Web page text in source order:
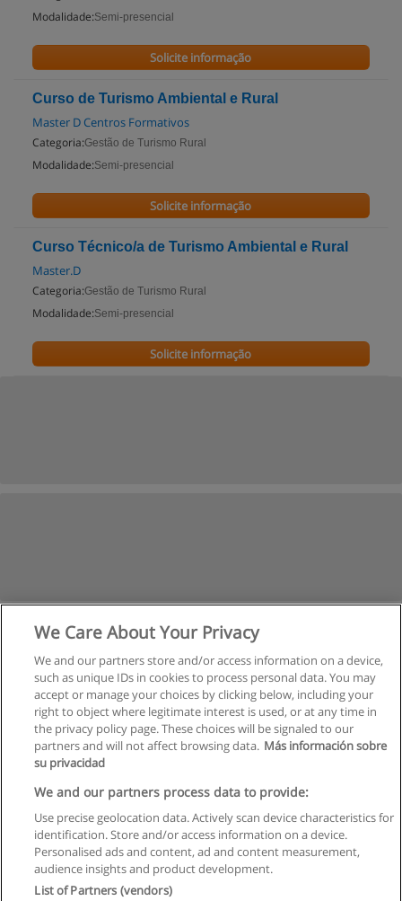
Modalidade:Semi-presencial
Solicite informação
Curso de Turismo Ambiental e Rural
Master D Centros Formativos
Categoria:Gestão de Turismo Rural
Modalidade:Semi-presencial
Solicite informação
Curso Técnico/a de Turismo Ambiental e Rural
Master.D
Categoria:Gestão de Turismo Rural
Modalidade:Semi-presencial
Solicite informação
Regras de uso
Privacidade de dados
Entrar em contato com Educaedu
Copyright © Educaedu Business S.L. - CIF : B-95610580: -
We Care About Your Privacy
We and our partners store and/or access information on a device,
such as unique IDs in cookies to process personal data. You may
accept or manage your choices by clicking below, including your
right to object where legitimate interest is used, or at any time in
the privacy policy page. These choices will be signaled to our
partners and will not affect browsing data. Más información sobre
su privacidad
We and our partners process data to provide:
Use precise geolocation data. Actively scan device characteristics for
identification. Store and/or access information on a device.
Personalised ads and content, ad and content measurement,
audience insights and product development.
List of Partners (vendors)